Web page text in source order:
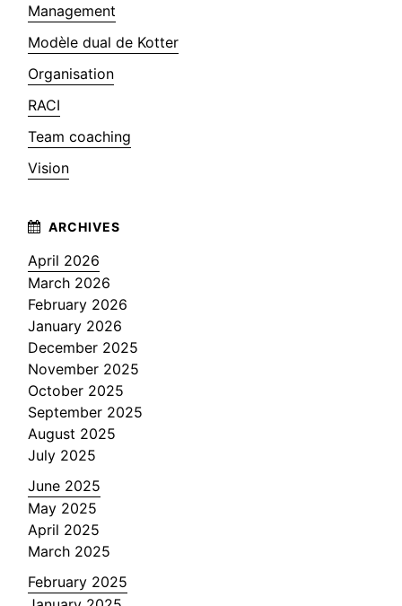
Management
Modèle dual de Kotter
Organisation
RACI
Team coaching
Vision
April 2026
March 2026
February 2026
January 2026
December 2025
November 2025
October 2025
September 2025
August 2025
July 2025
June 2025
May 2025
April 2025
March 2025
February 2025